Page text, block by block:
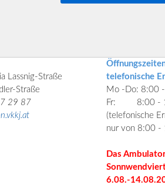
Lassnig-Straße
Straße
29 87
telefonische
Mo -Do: 8:00
Fr:
8:00 -
(telefonische
nur von 8:00 -
Das
6.08.-